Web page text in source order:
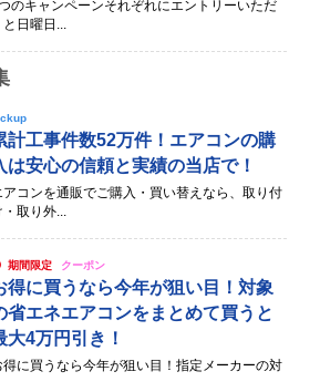
のキャンペーンそれぞれにエントリーいただ
と日曜日...
計工事件数52万件！エアコンの購
は安心の信頼と実績の当店で！
アコンを通販でご購入・買い替えなら、取り付
・取り外...
期間限定 クーポン
得に買うなら今年が狙い目！対象
省エネエアコンをまとめて買うと
大4万円引き！
得に買うなら今年が狙い目！指定メーカーの対